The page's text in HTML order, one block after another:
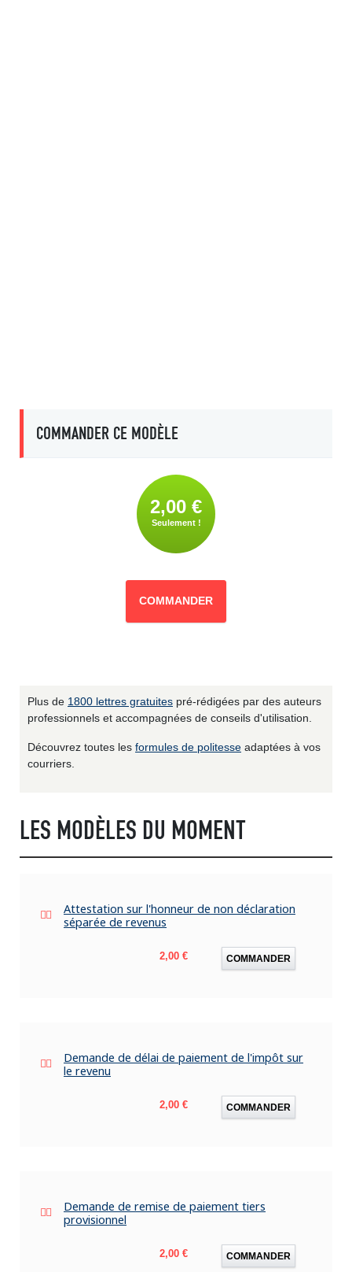
COMMANDER CE MODÈLE
2,00 €
Seulement !
COMMANDER
Plus de 1800 lettres gratuites pré-rédigées par des auteurs
professionnels et accompagnées de conseils d'utilisation.
Découvrez toutes les formules de politesse adaptées à vos
courriers.
LES MODÈLES DU MOMENT
Attestation sur l'honneur de non déclaration
séparée de revenus
Prix
2,00 € COMMANDER
Demande de délai de paiement de l'impôt sur
le revenu
Prix
2,00 € COMMANDER
Demande de remise de paiement tiers
provisionnel
Prix
2,00 € COMMANDER